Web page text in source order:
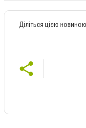
Діліться цією